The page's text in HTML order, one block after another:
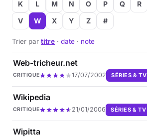
Musique
Sciences & Tech
Forum
K
L M N O P Q R
V
W X Y Z #
Trier par titre · date · note
Web-tricheur.net
CRITIQUE 17/07/2002 SÉRIES & TV
Wikipedia
CRITIQUE 21/01/2006 SÉRIES & TV
Wipitta